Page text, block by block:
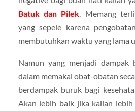
Batuk dan Pilek . Memang
yang sepele karena
membutuhkan waktu yang lama
Namun yang menjadi dampak
dalam memakai obat-obatan
berdampak buruk bagi
Akan lebih baik jika kalian